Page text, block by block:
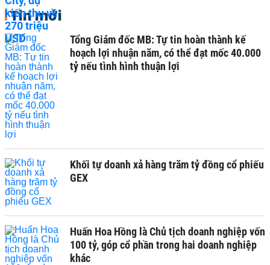
Tin mới
Tổng Giám đốc MB: Tự tin hoàn thành kế
hoạch lợi nhuận năm, có thể đạt mốc 40.000
tỷ nếu tình hình thuận lợi
Khối tự doanh xả hàng trăm tỷ đồng cổ phiếu
GEX
Huấn Hoa Hồng là Chủ tịch doanh nghiệp vốn
100 tỷ, góp cổ phần trong hai doanh nghiệp
khác